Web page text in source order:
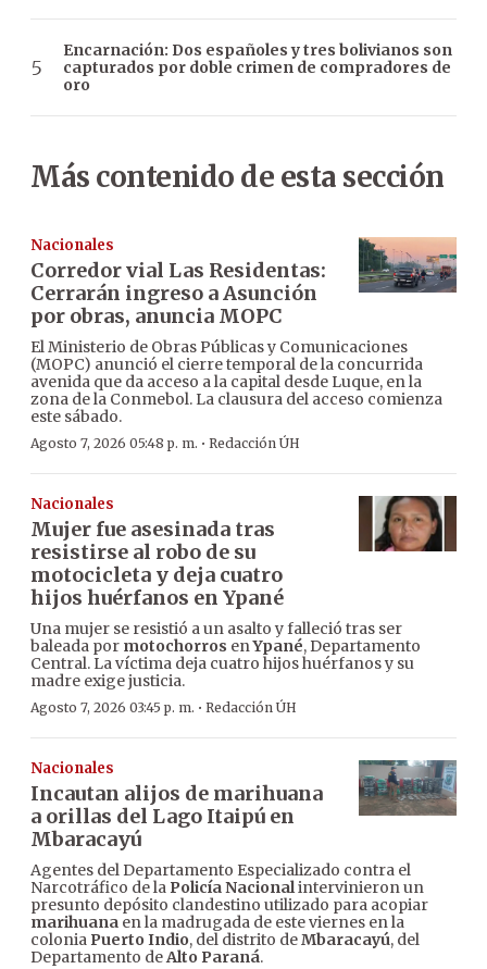
Encarnación: Dos españoles y tres bolivianos son
capturados por doble crimen de compradores de
oro
Más contenido de esta sección
Nacionales
Corredor vial Las Residentas:
Cerrarán ingreso a Asunción
por obras, anuncia MOPC
El Ministerio de Obras Públicas y Comunicaciones
(MOPC) anunció el cierre temporal de la concurrida
avenida que da acceso a la capital desde Luque, en la
zona de la Conmebol. La clausura del acceso comienza
este sábado.
Agosto 7, 2026 05:48 p. m. · Redacción ÚH
Nacionales
Mujer fue asesinada tras
resistirse al robo de su
motocicleta y deja cuatro
hijos huérfanos en Ypané
Una mujer se resistió a un asalto y falleció tras ser
baleada por motochorros enYpané, Departamento
Central. La víctima deja cuatro hijos huérfanos y su
madre exige justicia.
Agosto 7, 2026 03:45 p. m. · Redacción ÚH
Nacionales
Incautan alijos de marihuana
a orillas del Lago Itaipú en
Mbaracayú
Agentes del Departamento Especializado contra el
Narcotráfico de la Policía Nacionalintervinieron un
presunto depósito clandestino utilizado para acopiar
marihuana en la madrugada de este viernes en la
colonia Puerto Indio, del distrito deMbaracayú, del
Departamento deAlto Paraná.